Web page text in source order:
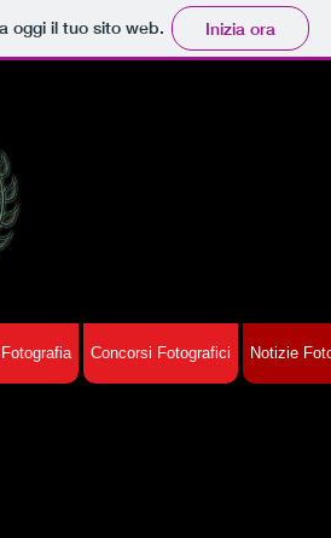
oggi il tuo sito web. Inizia ora
Concorsi Fotografici Notizie